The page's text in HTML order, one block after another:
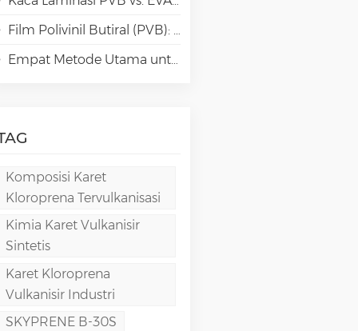
Film Polivinil Butiral (PVB): Kimia, Pemrosesan, dan Aplikasi Berkinerja Tinggi
Empat Metode Utama untuk Pembuatan Film PVA
Komposisi Karet
Kloroprena Tervulkanisasi
Kimia Karet Vulkanisir
Sintetis
Karet Kloroprena
Vulkanisir Industri
SKYPRENE B-30S